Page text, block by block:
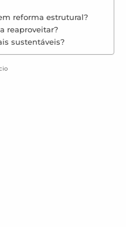
reforma estrutural?
reaproveitar?
sustentáveis?